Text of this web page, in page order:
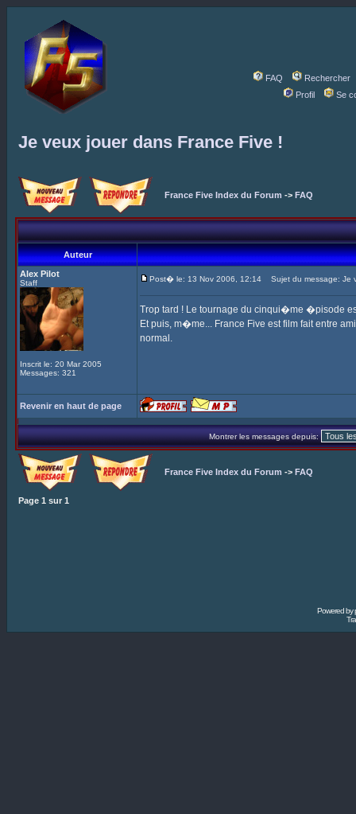
FAQ
Rechercher
Profil
Se
Je veux jouer dans France Five !
France Five Index du Forum -> FAQ
Auteur
Alex Pilot
Staff
Inscrit le: 20 Mar 2005
Messages: 321
Post� le: 13 Nov 2006, 12:14 Sujet du message: Je
Trop tard ! Le tournage du cinqui�me �pisode
Et puis, m�me... France Five est film fait entre
normal.
Revenir en haut de page
Montrer les messages depuis:
France Five Index du Forum -> FAQ
Page 1 sur 1
Powered by